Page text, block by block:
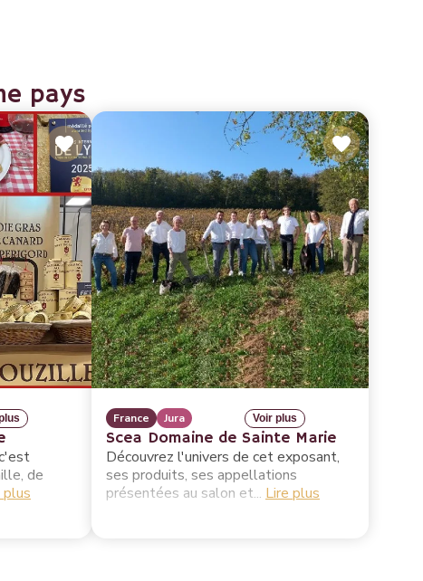
pays
de
plus
France Jura Voir plus
Scea Domaine de Sainte Marie
Découvrez l'univers de cet exposant,
ses produits, ses appellations
présentées au salon et... Lire plus